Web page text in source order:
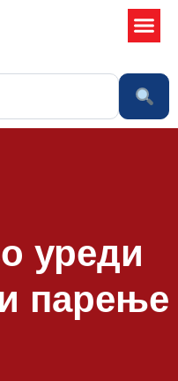
уреди
парење